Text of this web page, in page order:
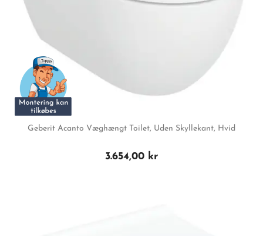
Geberit Acanto Væghængt Toilet, Uden Skyllekant, Hvid
3.654,00 kr